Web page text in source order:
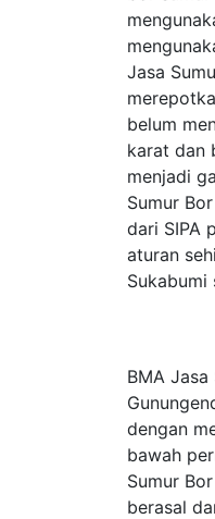
Jasa
belum
karat dan
menjadi
Sumur
dari SIPA
aturan
Sukabumi
BMA
dengan
bawah
Sumur
berasal